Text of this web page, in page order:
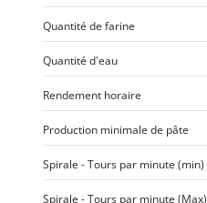
Trev - Abrek - TecnoVIR
Trotec
Troy-Bilt
Udor
Unger
Quantité de farine
Quantité d'eau
Rendement horaire
Production minimale de pâte
Spirale - Tours par minute (min)
Spirale - Tours par minute (Max)